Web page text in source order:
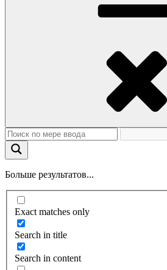
Больше результатов...
Exact matches only
Search in title
Search in content